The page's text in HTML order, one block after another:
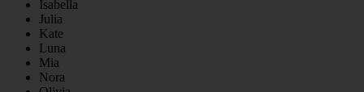
Isabella
Julia
Kate
Luna
Mia
Nora